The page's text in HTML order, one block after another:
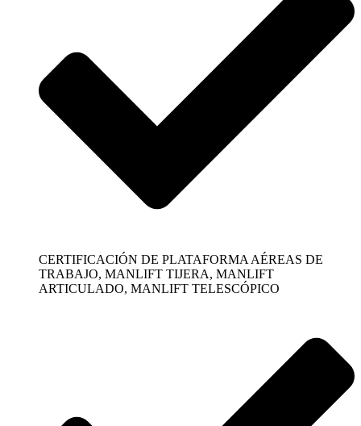
CERTIFICACIÓN DE PLATAFORMA AÉREAS DE
TRABAJO, MANLIFT TIJERA, MANLIFT
ARTICULADO, MANLIFT TELESCÓPICO